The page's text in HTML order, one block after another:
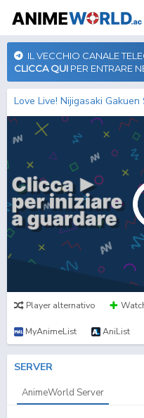
IL VECCHIO CANALE
CLICCA QUI PER ENTRARE
Player alternativo
MyAnimeList AniList
SERVER
AnimeWorld Server